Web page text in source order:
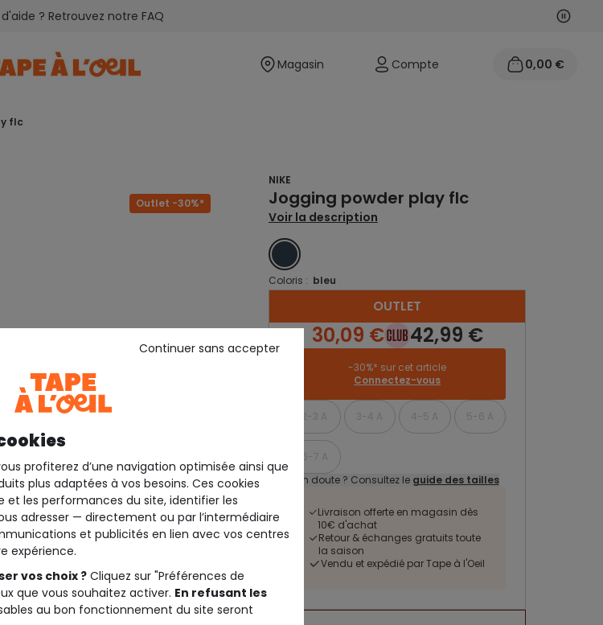
? Retrouvez notre FAQ
Magasin Compte 0,00 €
flc
Outlet -30%*
NIKE
Jogging powder play flc
Voir la description
BLEU
Coloris : bleu
OUTLET
30,09 € 42,99 €
-30%* sur cet article
Connectez-vous
2-3 A 3-4 A 4-5 A 5-6 A
6-7 A
Un doute ? Consultez le guide des tailles
Livraison offerte en magasin dès
10€ d'achat
Retour & échanges gratuits toute
la saison
Vendu et expédié par Tape à l'Oeil
profiterez d’une navigation optimisée ainsi que
plus adaptées à vos besoins. Ces cookies
et les performances du site, identifier les
adresser — directement ou par l’intermédiaire
et publicités en lien avec vos centres
expérience.
vos choix ? Cliquez sur "Préférences de
que vous souhaitez activer. En refusant les
au bon fonctionnement du site seront
Continuer sans accepter